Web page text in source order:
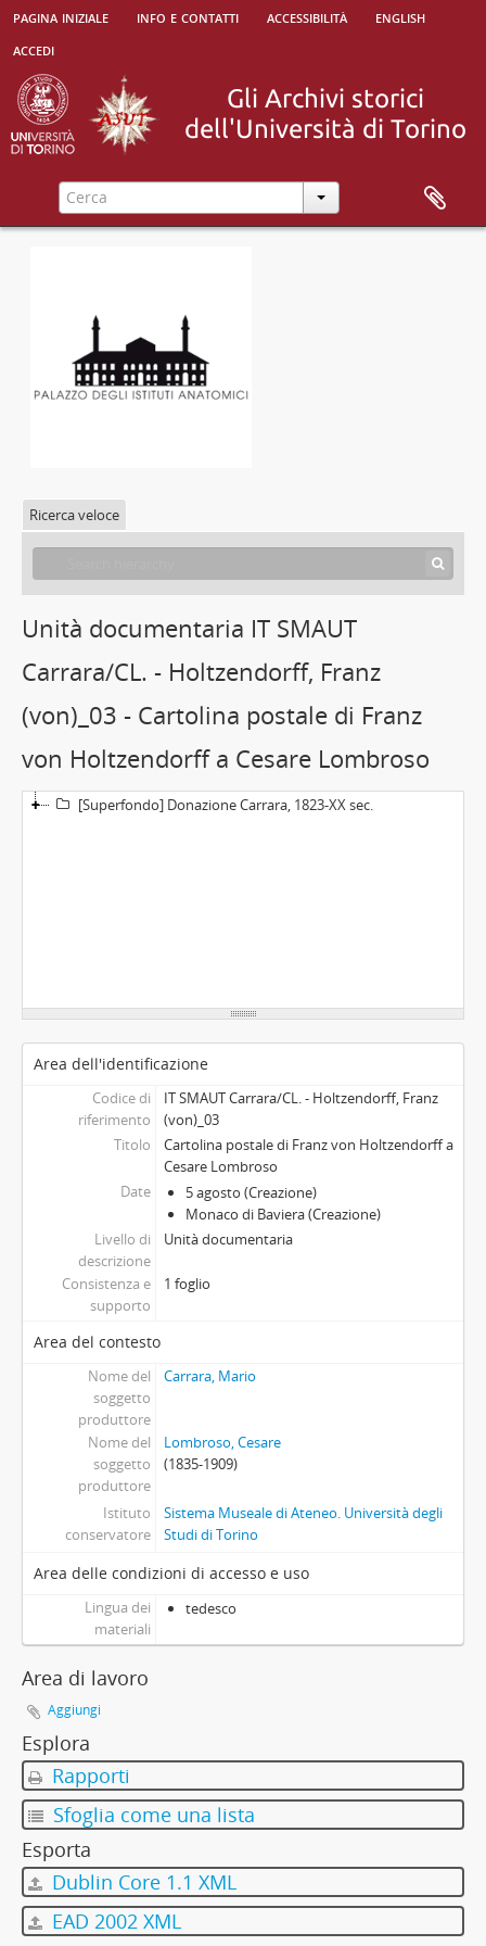
pagina iniziale info e contatti accessibilità
english
accedi
Ricerca veloce
Unità documentaria IT SMAUT
Carrara/CL. - Holtzendorff, Franz
(von)_03 - Cartolina postale di Franz
von Holtzendorff a Cesare Lombroso
[Superfondo] Donazione Carrara, 1823-XX sec.
Area dell'identificazione
Codice di
riferimento
IT SMAUT Carrara/CL. - Holtzendorff, Franz
(von)_03
Titolo
Cartolina postale di Franz von Holtzendorff a
Cesare Lombroso
Date
5 agosto (Creazione)
Monaco di Baviera (Creazione)
Livello di
descrizione
Unità documentaria
Consistenza e
supporto
1 foglio
Area del contesto
Nome del
soggetto
produttore
Carrara, Mario
Nome del
soggetto
produttore
Lombroso, Cesare
(1835-1909)
Istituto
conservatore
Sistema Museale di Ateneo. Università degli
Studi di Torino
Area delle condizioni di accesso e uso
Lingua dei
materiali
tedesco
Area di lavoro
Aggiungi
Esplora
Rapporti
Sfoglia come una lista
Esporta
Dublin Core 1.1 XML
EAD 2002 XML